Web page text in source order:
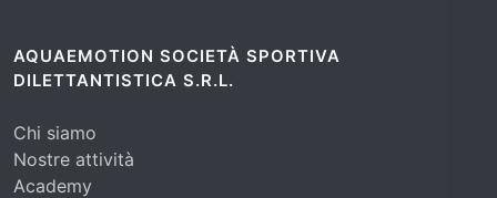
AQUAEMOTION SOCIETÀ SPORTIVA
DILETTANTISTICA S.R.L.
Chi siamo
Nostre attività
Academy